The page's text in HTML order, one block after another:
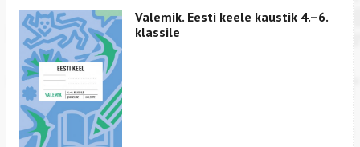
Valemik. Eesti keele kaustik 4.–6.
klassile